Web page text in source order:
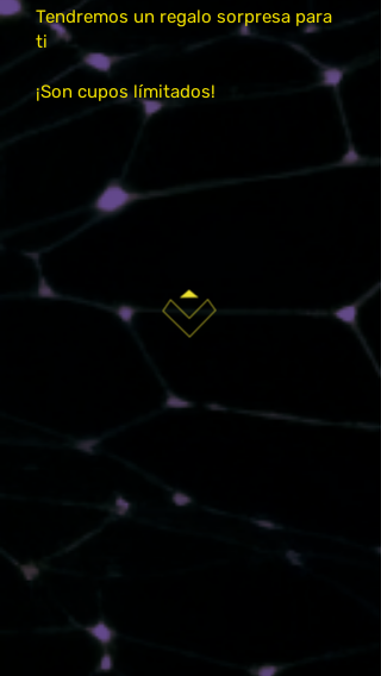
Tendremos un regalo sorpresa para
ti
¡Son cupos límitados!